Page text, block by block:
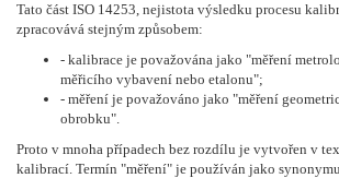
Tato část ISO 14253, nejistota výsledku procesu
zpracovává stejným způsobem:
- kalibrace je považována jako "měření
měřicího vybavení nebo etalonu";
- měření je považováno jako "měření
obrobku".
Proto v mnoha případech bez rozdílu je vytvořen v
kalibrací. Termín "měření" je používán jako